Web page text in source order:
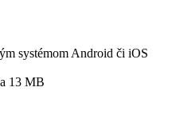
systémom Android či iOS
13 MB